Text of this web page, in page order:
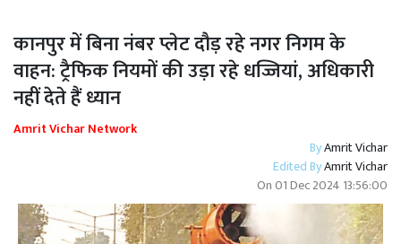
कानपुर में बिना नंबर प्लेट दौड़ रहे नगर निगम के
वाहन: ट्रैफिक नियमों की उड़ा रहे धज्जियां, अधिकारी
नहीं देते हैं ध्यान
Amrit Vichar Network
ByAmrit Vichar
Edited ByAmrit Vichar
On01 Dec 2024 13:56:00